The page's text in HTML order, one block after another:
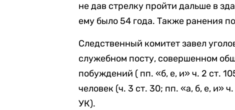
не дав стрелку пройти дальше в
ему было 54 года. Также ранения
Следственный комитет завел
служебном посту, совершенном
побуждений ( пп. «б, е, и» ч. 2 ст.
человек (ч. 3 ст. 30; пп. «а, б, е, и»
УК).